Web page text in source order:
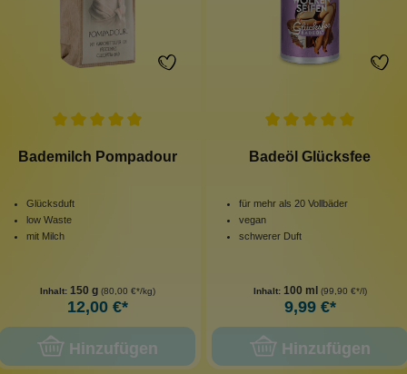
Bademilch Pompadour
Glücksduft
low Waste
mit Milch
Inhalt: 150 g (80,00 €*/kg)
12,00 €*
Hinzufügen
Badeöl Glücksfee
für mehr als 20 Vollbäder
vegan
schwerer Duft
Inhalt: 100 ml (99,90 €*/l)
9,99 €*
Hinzufügen